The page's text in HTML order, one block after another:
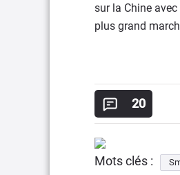
sur la Chine
plus grand
20
Mots clés :